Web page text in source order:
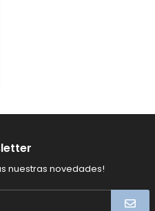
nuestras novedades!